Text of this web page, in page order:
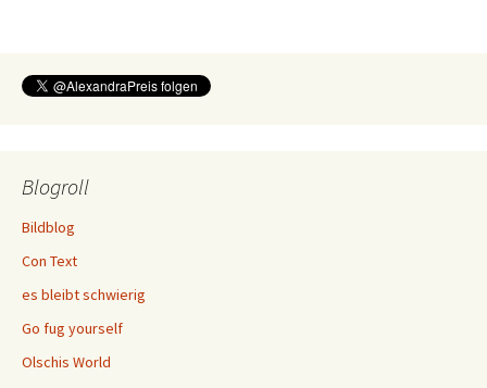
Blogroll
Bildblog
Con Text
es bleibt schwierig
Go fug yourself
Olschis World